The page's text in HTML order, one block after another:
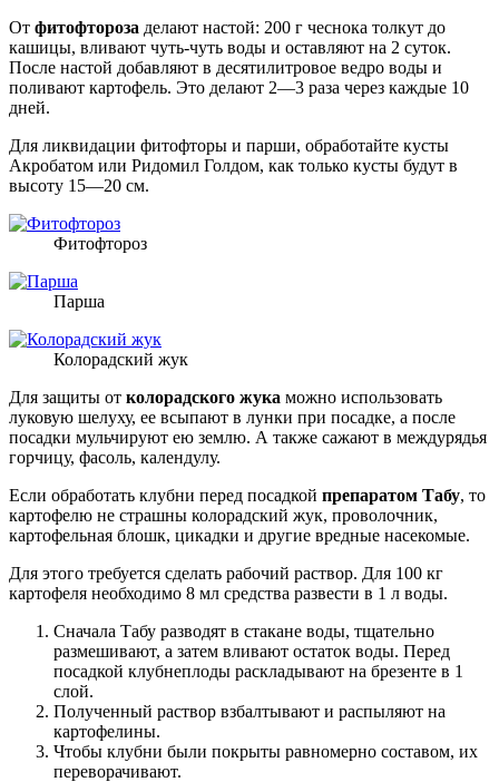
От фитофтороза делают настой: 200 г чеснока толкут до
кашицы, вливают чуть-чуть воды и оставляют на 2 суток.
После настой добавляют в десятилитровое ведро воды и
поливают картофель. Это делают 2—3 раза через каждые 10
дней.
Для ликвидации фитофторы и парши, обработайте кусты
Акробатом или Ридомил Голдом, как только кусты будут в
высоту 15—20 см.
Фитофтороз
Парша
Колорадский жук
Для защиты от колорадского жука можно использовать
луковую шелуху, ее всыпают в лунки при посадке, а после
посадки мульчируют ею землю. А также сажают в междурядья
горчицу, фасоль, календулу.
Если обработать клубни перед посадкой препаратом Табу, то
картофелю не страшны колорадский жук, проволочник,
картофельная блошк, цикадки и другие вредные насекомые.
Для этого требуется сделать рабочий раствор. Для 100 кг
картофеля необходимо 8 мл средства развести в 1 л воды.
Сначала Табу разводят в стакане воды, тщательно
размешивают, а затем вливают остаток воды. Перед
посадкой клубнеплоды раскладывают на брезенте в 1
слой.
Полученный раствор взбалтывают и распыляют на
картофелины.
Чтобы клубни были покрыты равномерно составом, их
переворачивают.